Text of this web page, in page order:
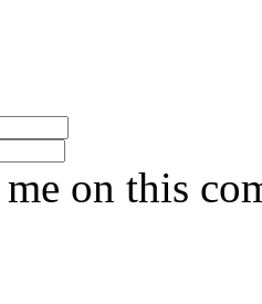
me on this